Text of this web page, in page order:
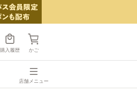
購入履歴 かご
店舗メニュー